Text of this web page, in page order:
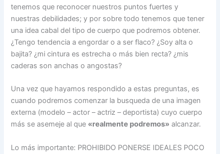
tenemos que reconocer nuestros puntos fuertes y
nuestras debilidades; y por sobre todo tenemos que tener
una idea cabal del tipo de cuerpo que podremos obtener.
¿Tengo tendencia a engordar o a ser flaco? ¿Soy alta o
bajita? ¿mi cintura es estrecha o más bien recta? ¿mis
caderas son anchas o angostas?
Una vez que hayamos respondido a estas preguntas, es
cuando podremos comenzar la busqueda de una imagen
externa (modelo – actor – actriz – deportista) cuyo cuerpo
más se asemeje al que «realmente podremos» alcanzar.
Lo más importante: PROHIBIDO PONERSE IDEALES POCO